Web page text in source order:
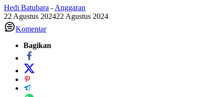
Hedi Batubara - Anggaran
22 Agustus 202422 Agustus 2024
Komentar
Bagikan